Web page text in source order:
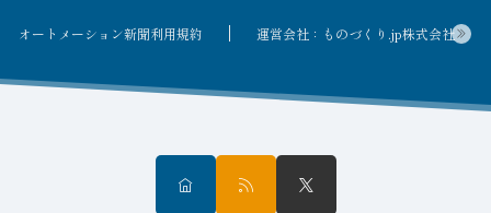
オートメーション新聞利用規約 運営会社：ものづくり.jp株式会社